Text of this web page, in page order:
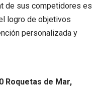
de sus competidores es
logro de objetivos
personalizada y
Roquetas de Mar,